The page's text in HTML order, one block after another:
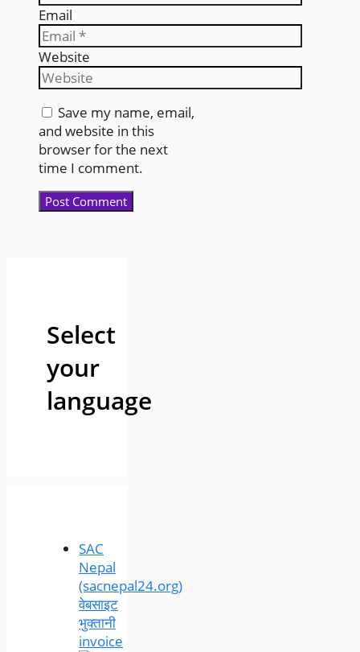
Email
Website
Save my name, email,
and website in this
browser for the next
time I comment.
Select
your
language
SAC
Nepal
(sacnepal24.org)
वेबसाइट
भुक्तानी
invoice